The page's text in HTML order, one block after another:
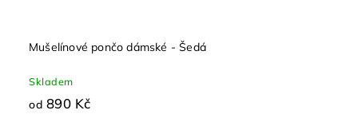
Mušelínové pončo dámské - Šedá
Skladem
od 890 Kč